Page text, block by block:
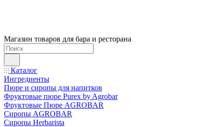
Магазин товаров для бара и ресторана
Каталог
Ингредиенты
Пюре и сиропы для напитков
Фруктовые пюре Purex by Agrobar
Фруктовые Пюре AGROBAR
Сиропы AGROBAR
Сиропы Herbarista